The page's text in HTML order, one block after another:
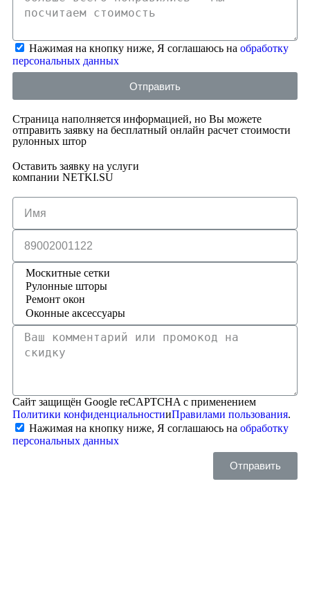
Нажимая на кнопку ниже, Я соглашаюсь на обработку
персональных данных
Отправить
Страница наполняется информацией, но Вы можете
отправить заявку на бесплатный онлайн расчет стоимости
рулонных штор
Оставить заявку на услуги
компании NETKI.SU
Сайт защищён Google reCAPTCHA с применением
Политики конфиденциальностииПравилами пользования.
Нажимая на кнопку ниже, Я соглашаюсь на обработку
персональных данных
Отправить